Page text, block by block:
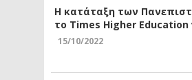
Η κατάταξη των
το Times Higher Education
15/10/2022